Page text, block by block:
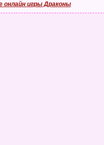
онлайн игры Драконы